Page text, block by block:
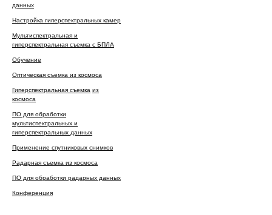
данных
Настройка гиперспектральных камер
Мультиспектральная и
гиперспектральная съемка с БПЛА
Обучение
Оптическая съемка из космоса
Гиперспектральная съемка из
космоса
ПО для обработки
мультиспектральных и
гиперспектральных данных
Применение спутниковых снимков
Радарная съемка из космоса
ПО для обработки радарных данных
Конференция